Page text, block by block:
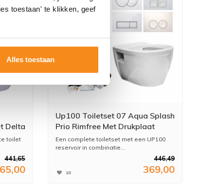
toestaan' te klikken, geef
Alles toestaan
Delta
toilet
441,65
Up100 Toiletset 07 Aqua Splash
Prio Rimfree Met Drukplaat
Een complete toiletset met een UP100
reservoir in combinatie...
446,49
369,00